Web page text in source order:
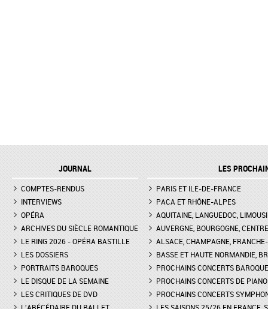
JOURNAL
COMPTES-RENDUS
INTERVIEWS
OPÉRA
ARCHIVES DU SIÈCLE ROMANTIQUE
LE RING 2026 - OPÉRA BASTILLE
LES DOSSIERS
PORTRAITS BAROQUES
LE DISQUE DE LA SEMAINE
LES CRITIQUES DE DVD
L'ABÉCÉDAIRE DU BALLET
LES
PARIS ET ILE-DE-FRANCE
PACA ET RHÔNE-ALPES
AQUITAINE, LANGUEDOC,
AUVERGNE, BOURGOGNE, CENTRE
ALSACE, CHAMPAGNE,
BASSE ET HAUTE NORMANDIE,
PROCHAINS CONCERTS
PROCHAINS CONCERTS DE PIANO
PROCHAINS CONCERTS
LES SAISONS 25/26 EN FRANCE,